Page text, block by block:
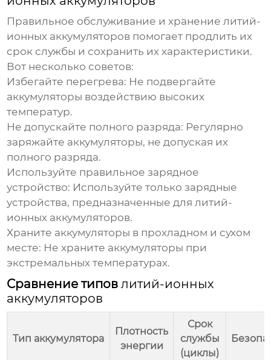
Правильное обслуживание и хранениелитий-
ионных аккумуляторов помогает продлить их
срок службы и сохранить их характеристики.
Вот несколько советов:
Избегайте перегрева: Не подвергайте
аккумуляторы воздействию высоких
температур.
Не допускайте полного разряда: Регулярно
заряжайте аккумуляторы, не допуская их
полного разряда.
Используйте правильное зарядное
устройство: Используйте только зарядные
устройства, предназначенные длялитий-
ионных аккумуляторов.
Храните аккумуляторы в прохладном и сухом
месте: Не храните аккумуляторы при
экстремальных температурах.
Сравнение типовлитий-ионных
аккумуляторов
Тип аккумулятора
Плотность
энергии
Срок
службы
(циклы)